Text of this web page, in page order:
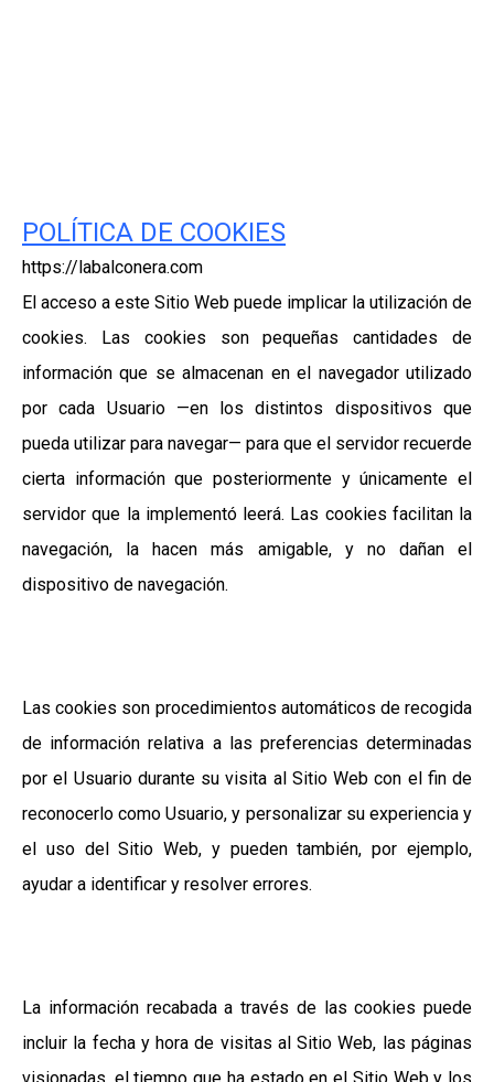
POLÍTICA DE COOKIES
https://labalconera.com
El acceso a este Sitio Web puede implicar la utilización de
cookies. Las cookies son pequeñas cantidades de
información que se almacenan en el navegador utilizado
por cada Usuario —en los distintos dispositivos que
pueda utilizar para navegar— para que el servidor recuerde
cierta información que posteriormente y únicamente el
servidor que la implementó leerá. Las cookies facilitan la
navegación, la hacen más amigable, y no dañan el
dispositivo de navegación.
Las cookies son procedimientos automáticos de recogida
de información relativa a las preferencias determinadas
por el Usuario durante su visita al Sitio Web con el fin de
reconocerlo como Usuario, y personalizar su experiencia y
el uso del Sitio Web, y pueden también, por ejemplo,
ayudar a identificar y resolver errores.
La información recabada a través de las cookies puede
incluir la fecha y hora de visitas al Sitio Web, las páginas